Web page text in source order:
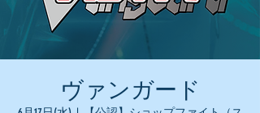
ヴァンガード